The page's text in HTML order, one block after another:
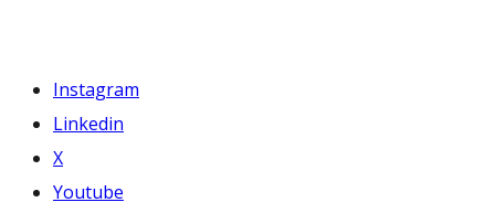
Instagram
Linkedin
X
Youtube